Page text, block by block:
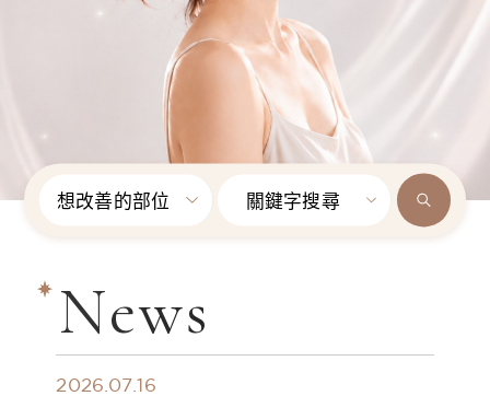
想改善的部位 關鍵字搜尋
News
2026.07.16